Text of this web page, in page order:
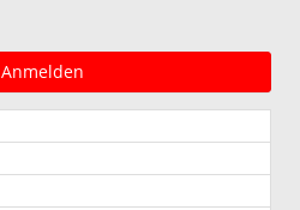
Anmelden